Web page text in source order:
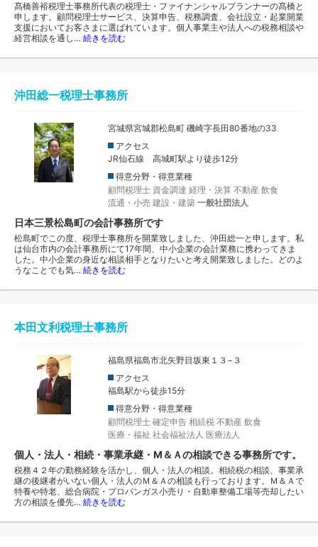
髙橋善裕税理士事務所代表の税理士・ファイナンシャルプランナーの髙橋と
申します。顧問税理士サービス、決算申告、税務調査、会社設立・起業開業
支援においてお客さまに選ばれています。個人事業主や法人への税務相談や
経営相談を通し… 続きを読む
沖田総一税理士事務所
宮城県宮城郡松島町 磯崎字長田80番地の33
アクセス
JR仙石線 高城町駅より徒歩12分
得意分野・得意業種
顧問税理士 資金調達 経理・決算 不動産 飲食
流通・小売 建設・建築 一般社団法人
日本三景松島町の会計事務所です
松島町でこの度、税理士事務所を開業致しました、沖田総一と申します。私
は仙台市内の会計事務所にて17年間、中小企業の会計業務に携わってきま
した。中小企業の身近な相談相手となりたいと考え開業致しました。どのよ
うなことでも気… 続きを読む
本田文利税理士事務所
福島県福島市北矢野目坂東１３−３
アクセス
福島駅から徒歩15分
得意分野・得意業種
顧問税理士 確定申告 相続税 不動産 飲食
医療・福祉 社会福祉法人 医療法人
個人・法人・相続・事業承継・M＆Ａの相談できる事務所です。
税務４２年の勤務経験を活かし、個人・法人の相談。相続税の相談、事業承
継の後継者がいない個人・法人のＭ＆Ａの相談も行っております。Ｍ＆Ａで
特養や特老、総合病院・プロパンガス小売り・自動車整備工場等売却したい
方の相談を優先… 続きを読む